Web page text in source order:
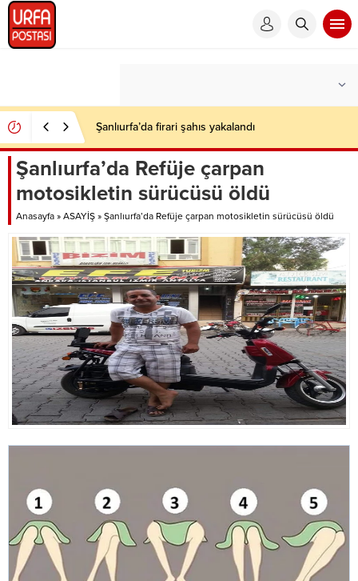
Şanlıurfa’da firari şahıs yakalandı
Şanlıurfa’da Refüje çarpan
motosikletin sürücüsü öldü
Anasayfa » ASAYİŞ » Şanlıurfa’da Refüje çarpan motosikletin sürücüsü öldü